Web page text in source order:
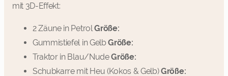
mit 3D-Effekt:
2 Zäune in PetrolGröße:
Gummistiefel in GelbGröße:
Traktor in Blau/NudeGröße:
Schubkarre mit Heu (Kokos & Gelb)Größe: